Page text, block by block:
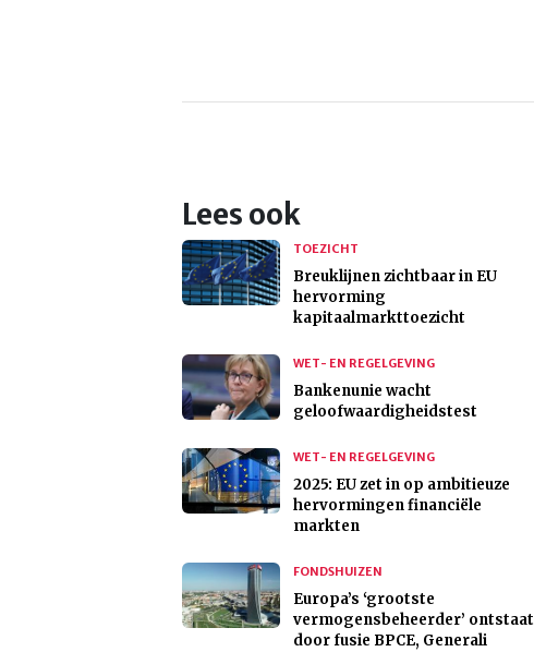
Lees ook
TOEZICHT
Breuklijnen zichtbaar in EU
hervorming
kapitaalmarkttoezicht
WET- EN REGELGEVING
Bankenunie wacht
geloofwaardigheidstest
WET- EN REGELGEVING
2025: EU zet in op ambitieuze
hervormingen financiële
markten
FONDSHUIZEN
Europa’s ‘grootste
vermogensbeheerder’ ontstaat
door fusie BPCE, Generali